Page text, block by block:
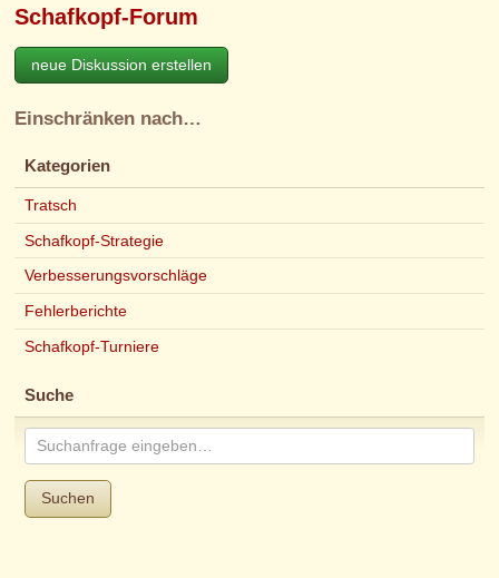
Schafkopf-Forum
neue Diskussion erstellen
Einschränken nach…
Kategorien
Tratsch
Schafkopf-Strategie
Verbesserungsvorschläge
Fehlerberichte
Schafkopf-Turniere
Suche
Suchen